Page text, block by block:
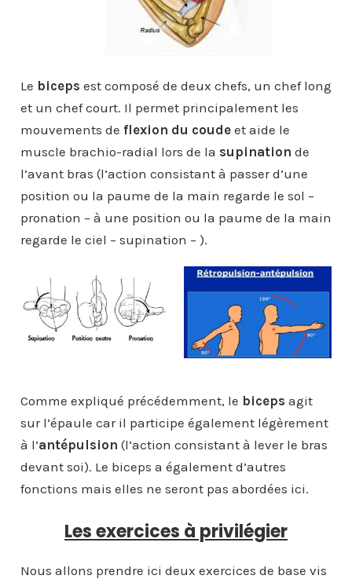
Le biceps est composé de deux chefs, un chef long
et un chef court. Il permet principalement les
mouvements de flexion du coudeet aide le
muscle brachio-radial lors de la supination de
l’avant bras (l’action consistant à passer d’une
position ou la paume de la main regarde le sol –
pronation – à une position ou la paume de la main
regarde le ciel – supination – ).
Comme expliqué précédemment, le biceps agit
sur l’épaule car il participe également légèrement
à l’antépulsion (l’action consistant à lever le bras
devant soi). Le biceps a également d’autres
fonctions mais elles ne seront pas abordées ici.
Les exercices à privilégier
Nous allons prendre ici deux exercices de base vis